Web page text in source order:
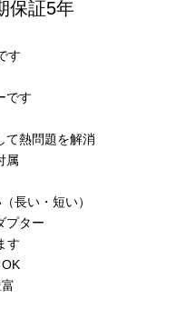
保証5年
す
です
て熱問題を解消
属
長い・短い）
プター
す